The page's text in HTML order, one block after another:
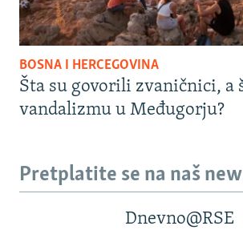
BOSNA I HERCEGOVINA
Šta su govorili zvaničnici, a
vandalizmu u Međugorju?
Pretplatite se na naš
Dnevno@RSE